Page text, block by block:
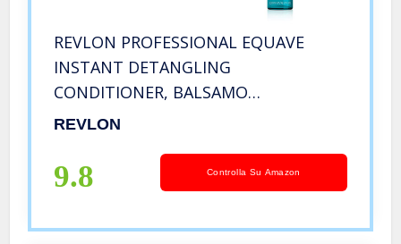
REVLON PROFESSIONAL EQUAVE
INSTANT DETANGLING
CONDITIONER, BALSAMO
DISTRICANTE ISTANTANEO PER
Balsamo Spray Districante e
Idratante Senza Risciacquo – 200 ml
REVLON
9.8 Controlla Su Amazon